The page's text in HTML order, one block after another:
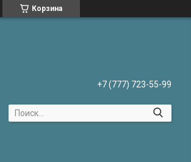
Корзина
+7 (777) 723-55-99